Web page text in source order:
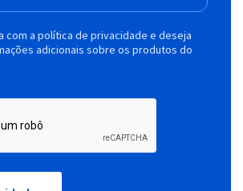
com a política de privacidade e deseja
adicionais sobre os produtos do